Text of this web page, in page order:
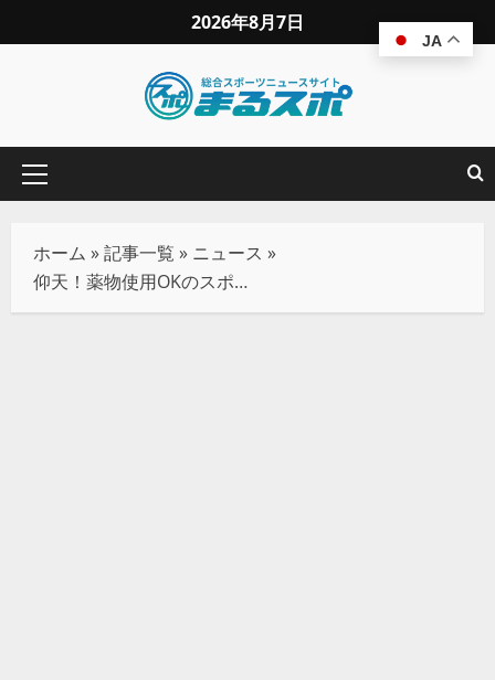
2026年8月7日
ホーム »記事一覧 » ニュース »
仰天！薬物使用OKのスポーツ大会「エンハンスト・ゲームズ」初開催
JA